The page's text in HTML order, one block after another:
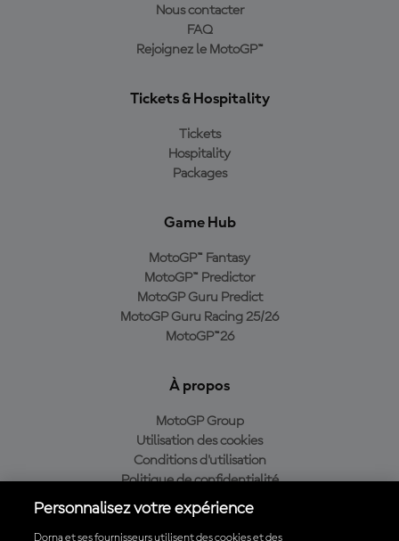
Nous contacter
FAQ
Rejoignez le MotoGP™
Tickets & Hospitality
Tickets
Hospitality
Packages
Game Hub
MotoGP™ Fantasy
MotoGP™ Predictor
MotoGP Guru Predict
MotoGP Guru Racing 25/26
MotoGP™26
À propos
MotoGP Group
Utilisation des cookies
Conditions d'utilisation
Politique de confidentialité
Politique d’achat
Personnalisez votre expérience
Dorna et ses fournisseurs utilisent des cookies et des